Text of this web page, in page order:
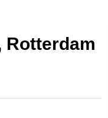
Rotterdam